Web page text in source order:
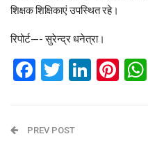
शिक्षक शिक्षिकाएं उपस्थित रहे।
रिपोर्ट—- सुरेन्द्र धनेत्रा।
Facebook
Twitter
PREV POST